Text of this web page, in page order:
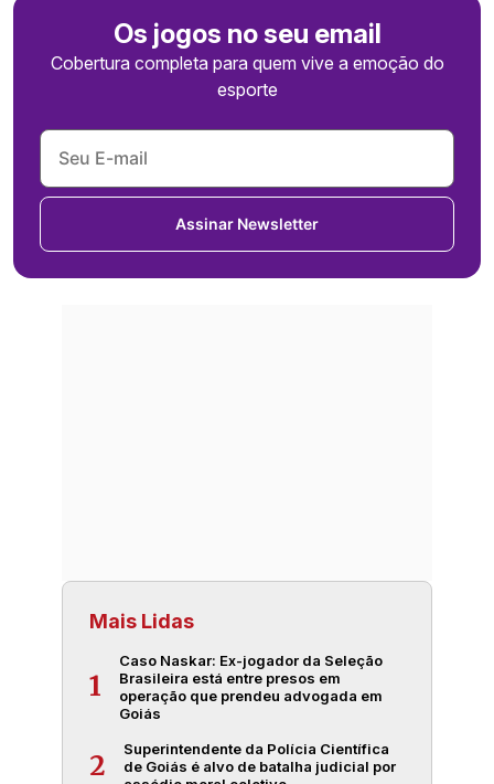
Os jogos no seu email
Cobertura completa para quem vive a emoção do
esporte
Assinar Newsletter
Mais Lidas
1
Caso Naskar: Ex-jogador da Seleção
Brasileira está entre presos em
operação que prendeu advogada em
Goiás
2
Superintendente da Polícia Científica
de Goiás é alvo de batalha judicial por